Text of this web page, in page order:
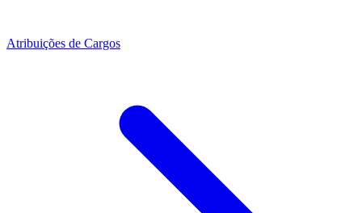
Atribuições de Cargos